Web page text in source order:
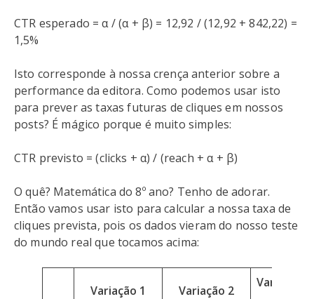
CTR esperado = α / (α + β) = 12,92 / (12,92 + 842,22) =
1,5%
Isto corresponde à nossa crença anterior sobre a
performance da editora. Como podemos usar isto
para prever as taxas futuras de cliques em nossos
posts? É mágico porque é muito simples:
CTR previsto = (clicks + α) / (reach + α + β)
O quê? Matemática do 8º ano? Tenho de adorar.
Então vamos usar isto para calcular a nossa taxa de
cliques prevista, pois os dados vieram do nosso teste
do mundo real que tocamos acima:
Variação 1
Variação 2
Variação